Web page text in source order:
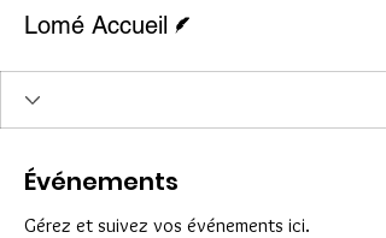
Lomé Accueil
Événements
Gérez et suivez vos événements ici.